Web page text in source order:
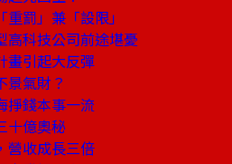
罰」兼「設限」
高科技公司前途堪憂
畫引起大反彈
景氣財？
掙錢本事一流
十億奧秘
營收成長三倍